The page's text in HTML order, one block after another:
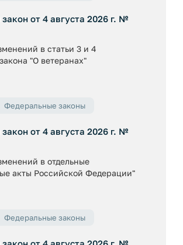
от 4 августа 2026 г. №
в статьи 3 и 4
"О ветеранах"
Федеральные законы
от 4 августа 2026 г. №
в отдельные
акты Российской Федерации"
Федеральные законы